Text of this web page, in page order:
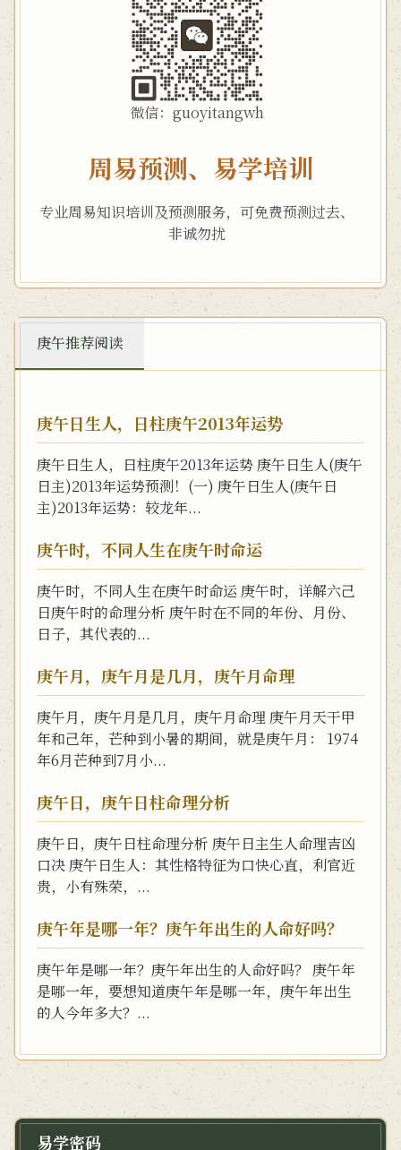
微信：guoyitangwh
周易预测、易学培训
专业周易知识培训及预测服务，可免费预测过去、
非诚勿扰
庚午推荐阅读
庚午日生人，日柱庚午2013年运势
庚午日生人，日柱庚午2013年运势 庚午日生人(庚午
日主)2013年运势预测！(一) 庚午日生人(庚午日
主)2013年运势：较龙年...
庚午时，不同人生在庚午时命运
庚午时，不同人生在庚午时命运 庚午时，详解六己
日庚午时的命理分析 庚午时在不同的年份、月份、
日子，其代表的...
庚午月，庚午月是几月，庚午月命理
庚午月，庚午月是几月，庚午月命理 庚午月天干甲
年和己年，芒种到小暑的期间，就是庚午月： 1974
年6月芒种到7月小...
庚午日，庚午日柱命理分析
庚午日，庚午日柱命理分析 庚午日主生人命理吉凶
口决 庚午日生人：其性格特征为口快心直，利官近
贵，小有殊荣，...
庚午年是哪一年？庚午年出生的人命好吗？
庚午年是哪一年？庚午年出生的人命好吗？ 庚午年
是哪一年，要想知道庚午年是哪一年，庚午年出生
的人今年多大？...
易学密码